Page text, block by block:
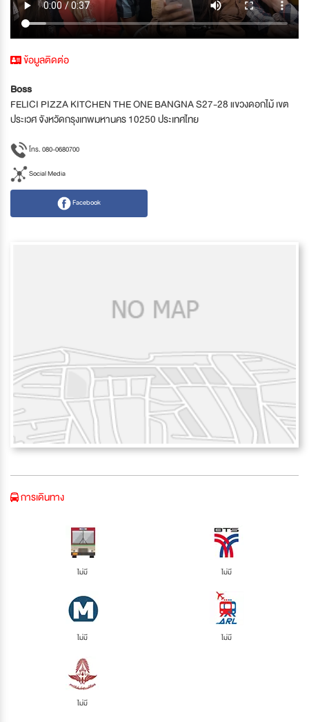
ข้อมูลติดต่อ
Boss
FELICI PIZZA KITCHEN THE ONE BANGNA S27-28 แขวงดอกไม้ เขต
ประเวศ จังหวัดกรุงเทพมหานคร 10250 ประเทศไทย
โทร. 080-0680700
Social Media
Facebook
การเดินทาง
ไม่มี ไม่มี
ไม่มี ไม่มี
ไม่มี